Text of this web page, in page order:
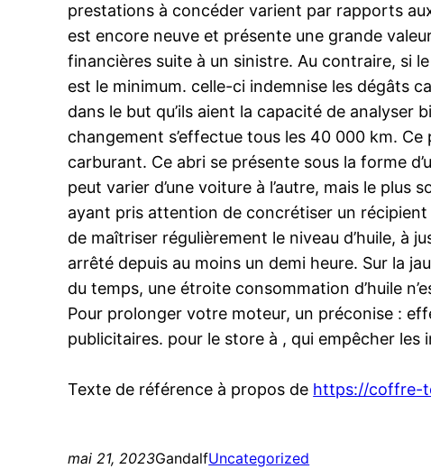
prestations à concéder varient par rapports
est encore neuve et présente une grande
financières suite à un sinistre. Au contraire, si
est le minimum. celle-ci indemnise les dégâts
dans le but qu’ils aient la capacité de
changement s’effectue tous les 40 000 km.
carburant. Ce abri se présente sous la forme
peut varier d’une voiture à l’autre, mais le
ayant pris attention de concrétiser un récipient
de maîtriser régulièrement le niveau d’huile, à
arrêté depuis au moins un demi heure. Sur la
du temps, une étroite consommation d’huile
Pour prolonger votre moteur, un préconise :
publicitaires. pour le store à , qui empêcher
Texte de référence à propos de https://coffre-
mai 21, 2023GandalfUncategorized